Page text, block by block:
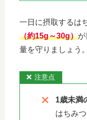
一日に摂取するは
（約15g～30g）
量を守りましょう。
注意点
1歳未満
はちみ